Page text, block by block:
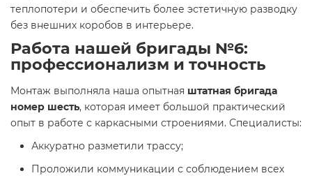
теплопотери и обеспечить более эстетичную разводку
без внешних коробов в интерьере.
Работа нашей бригады №6:
профессионализм и точность
Монтаж выполняла наша опытная штатная бригада
номер шесть, которая имеет большой практический
опыт в работе с каркасными строениями. Специалисты:
Аккуратно разметили трассу;
Проложили коммуникации с соблюдением всех